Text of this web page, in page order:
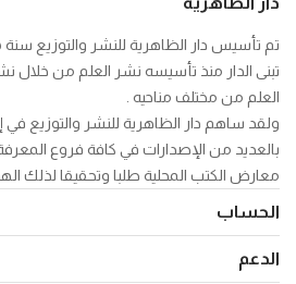
تبنى الدار منذ تأسيسه نشر العلم من خلال
العلم من مختلف مناحيه .
ولقد ساهم دار الظاهرية للنشر والتوزيع في
بالعديد من الإصدارات في كافة فروع
معارض الكتب المحلية طلبا وتحقيقا لذلك
الحساب
الدعم